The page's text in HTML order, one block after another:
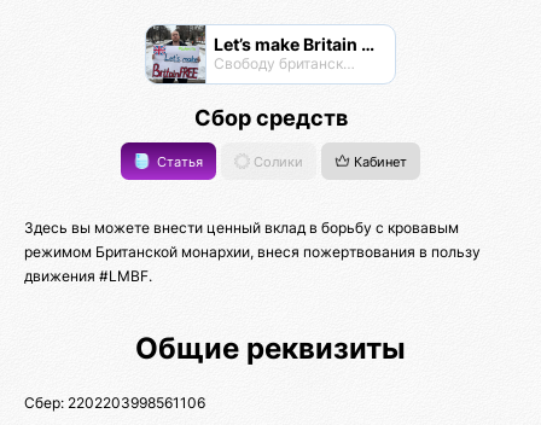
Let’s make Britain FREE!
Свободу британскому народу! #letsmakebritainfree #lmbf
Сбор средств
Статья Солики Кабинет
Здесь вы можете внести ценный вклад в борьбу с кровавым
режимом Британской монархии, внеся пожертвования в пользу
движения #LMBF.
Общие реквизиты
Сбер: 2202203998561106